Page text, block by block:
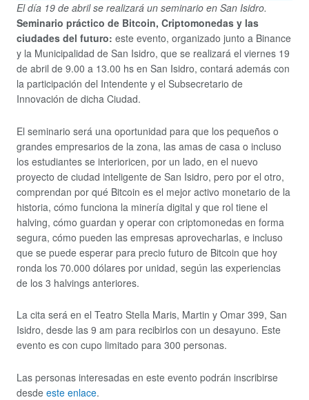
El día 19 de abril se realizará un seminario en San Isidro.
Seminario práctico de Bitcoin, Criptomonedas y las
ciudades del futuro: este evento, organizado junto a Binance
y la Municipalidad de San Isidro, que se realizará el viernes 19
de abril de 9.00 a 13.00 hs en San Isidro, contará además con
la participación del Intendente y el Subsecretario de
Innovación de dicha Ciudad.
El seminario será una oportunidad para que los pequeños o
grandes empresarios de la zona, las amas de casa o incluso
los estudiantes se interioricen, por un lado, en el nuevo
proyecto de ciudad inteligente de San Isidro, pero por el otro,
comprendan por qué Bitcoin es el mejor activo monetario de la
historia, cómo funciona la minería digital y que rol tiene el
halving, cómo guardan y operar con criptomonedas en forma
segura, cómo pueden las empresas aprovecharlas, e incluso
que se puede esperar para precio futuro de Bitcoin que hoy
ronda los 70.000 dólares por unidad, según las experiencias
de los 3 halvings anteriores.
La cita será en el Teatro Stella Maris, Martin y Omar 399, San
Isidro, desde las 9 am para recibirlos con un desayuno. Este
evento es con cupo limitado para 300 personas.
Las personas interesadas en este evento podrán inscribirse
desde este enlace.